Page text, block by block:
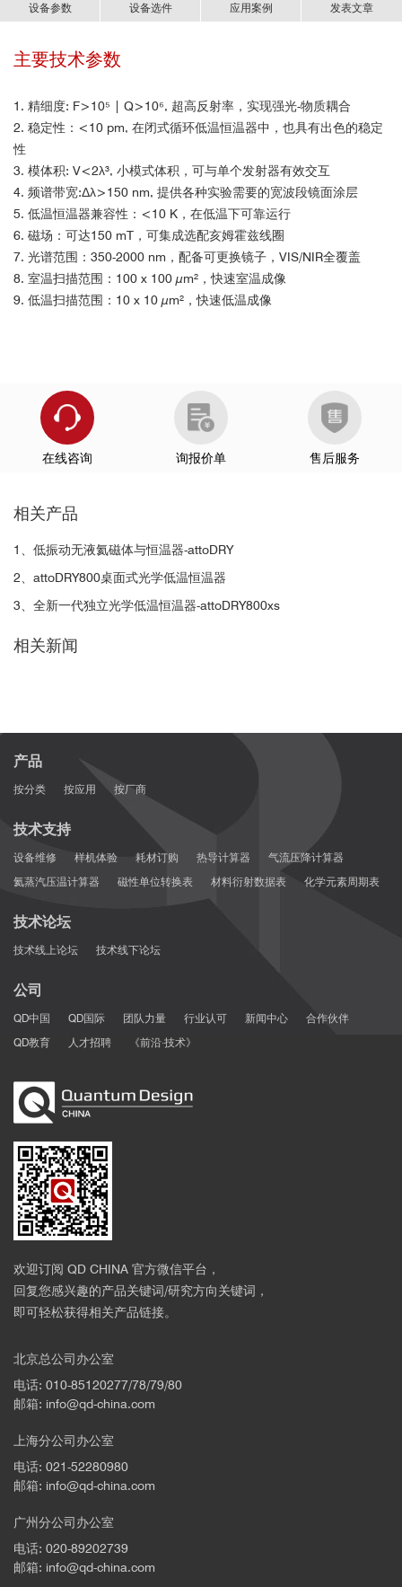
设备参数 设备选件 应用案例 发表文章
主要技术参数
1. 精细度: F>10⁵ | Q>10⁶, 超高反射率，实现强光-物质耦合
2. 稳定性：<10 pm, 在闭式循环低温恒温器中，也具有出色的稳定
性
3. 模体积: V<2λ³, 小模式体积，可与单个发射器有效交互
4. 频谱带宽:Δλ>150 nm, 提供各种实验需要的宽波段镜面涂层
5. 低温恒温器兼容性：<10 K，在低温下可靠运行
6. 磁场：可达150 mT，可集成选配亥姆霍兹线圈
7. 光谱范围：350-2000 nm，配备可更换镜子，VIS/NIR全覆盖
8. 室温扫描范围：100 x 100 µm²，快速室温成像
9. 低温扫描范围：10 x 10 µm²，快速低温成像
可选升级功能：
1. 主动稳定模块
斯拉），非常适合需要自旋或磁光控制的实验。
案例一 | 二维半导体晶体的激子极化激元研究
当与光学腔耦合时
2
案例二 | 腔增强光子在室温和电信波长下的不
可区分性
发射
部分发表文章
在线咨询 询报价单 售后服务
相关产品
1、低振动无液氦磁体与恒温器-attoDRY
2、attoDRY800桌面式光学低温恒温器
3、全新一代独立光学低温恒温器-attoDRY800xs
相关新闻
产品
按分类 按应用 按厂商
技术支持
设备维修 样机体验 耗材订购 热导计算器
气流压降计算器
氦蒸汽压温计算器
磁性单位转换表 材料衍射数据表 化学元素周期表
技术论坛
技术线上论坛 技术线下论坛
公司
QD中国 QD国际 团队力量 行业认可 新闻中心
合作伙伴
QD教育
人才招聘 《前沿·技术》
欢迎订阅 QD CHINA 官方微信平台，
回复您感兴趣的产品关键词/研究方向关键词，
即可轻松获得相关产品链接。
北京总公司办公室
电话: 010-85120277/78/79/80
邮箱: info@qd-china.com
上海分公司办公室
电话: 021-52280980
邮箱: info@qd-china.com
广州分公司办公室
电话: 020-89202739
邮箱: info@qd-china.com